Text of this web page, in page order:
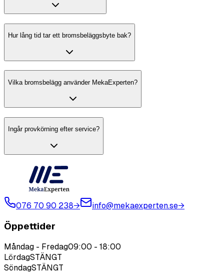
Hur lång tid tar ett bromsbeläggsbyte bak?
Vilka bromsbelägg använder MekaExperten?
Ingår provkörning efter service?
076 70 90 238→ info@mekaexperten.se→
Öppettider
Måndag - Fredag09:00 - 18:00
LördagSTÄNGT
SöndagSTÄNGT